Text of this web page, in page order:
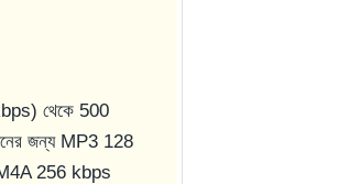
থেকে 500
জন্য MP3 128
M4A 256 kbps